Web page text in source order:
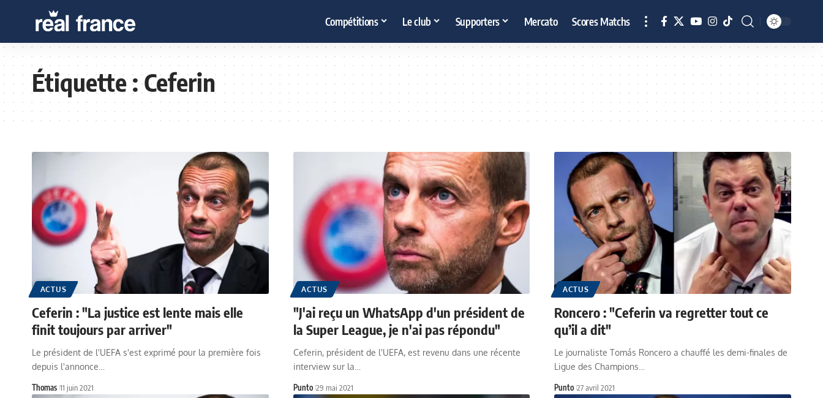
Compétitions Le club Supporters Mercato Scores Matchs
Étiquette :Ceferin
ACTUS
Ceferin : "La justice est lente mais elle
finit toujours par arriver"
Le président de l'UEFA s'est exprimé pour la première fois
depuis l'annonce…
Thomas 11 juin 2021
ACTUS
"J'ai reçu un WhatsApp d'un président de
la Super League, je n'ai pas répondu"
Ceferin, président de l'UEFA, est revenu dans une récente
interview sur la…
Punto 29 mai 2021
ACTUS
Roncero : "Ceferin va regretter tout ce
qu’il a dit"
Le journaliste Tomás Roncero a chauffé les demi-finales de
Ligue des Champions…
Punto 27 avril 2021